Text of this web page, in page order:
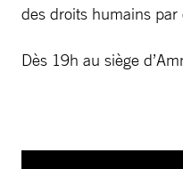
des droits humains par
Dès 19h au siège